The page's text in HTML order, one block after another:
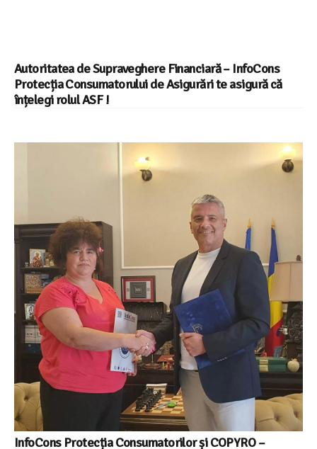
Autoritatea de Supraveghere Financiară – InfoCons
Protecția Consumatorului de Asigurări te asigură că
înțelegi rolul ASF !
InfoCons Protecția Consumatorilor și COPYRO –